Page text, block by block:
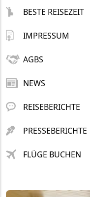
BESTE REISEZEIT
IMPRESSUM
AGBS
NEWS
REISEBERICHTE
PRESSEBERICHTE
FLÜGE BUCHEN